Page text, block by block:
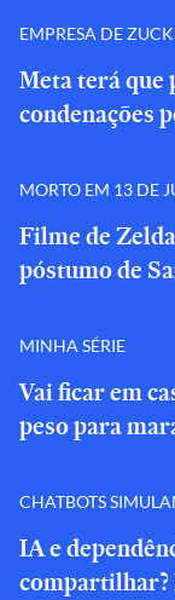
EMPRESA DE
Meta terá que
condenações
MORTO EM 13 DE
Filme de
póstumo de
MINHA SÉRIE
Vai ficar em
peso para
CHATBOTS
IA e
compartilhar?